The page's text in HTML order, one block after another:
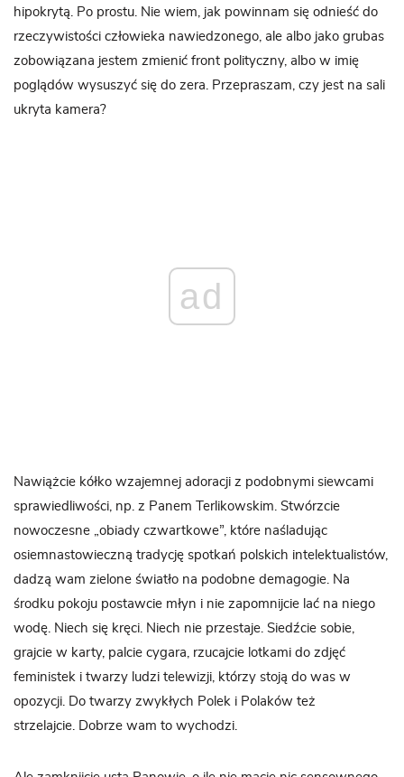
hipokrytą. Po prostu. Nie wiem, jak powinnam się odnieść do
rzeczywistości człowieka nawiedzonego, ale albo jako grubas
zobowiązana jestem zmienić front polityczny, albo w imię
poglądów wysuszyć się do zera. Przepraszam, czy jest na sali
ukryta kamera?
ad
Nawiążcie kółko wzajemnej adoracji z podobnymi siewcami
sprawiedliwości, np. z Panem Terlikowskim. Stwórzcie
nowoczesne „obiady czwartkowe”, które naśladując
osiemnastowieczną tradycję spotkań polskich intelektualistów,
dadzą wam zielone światło na podobne demagogie. Na
środku pokoju postawcie młyn i nie zapomnijcie lać na niego
wodę. Niech się kręci. Niech nie przestaje. Siedźcie sobie,
grajcie w karty, palcie cygara, rzucajcie lotkami do zdjęć
feministek i twarzy ludzi telewizji, którzy stoją do was w
opozycji. Do twarzy zwykłych Polek i Polaków też
strzelajcie. Dobrze wam to wychodzi.